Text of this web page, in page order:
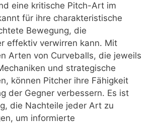
eine kritische Pitch-Art im
für ihre charakteristische
Bewegung, die
effektiv verwirren kann. Mit
Arten von Curveballs, die jeweils
und strategische
können Pitcher ihre Fähigkeit
der Gegner verbessern. Es ist
die Nachteile jeder Art zu
um informierte